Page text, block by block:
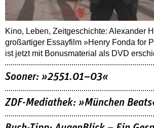
Kino, Leben, Zeitgeschichte: Alexander
großartiger Essayfilm »Henry Fonda for
ist jetzt mit Bonusmaterial als DVD
Sooner: »2551.01–03«
ZDF-Mediathek: »München